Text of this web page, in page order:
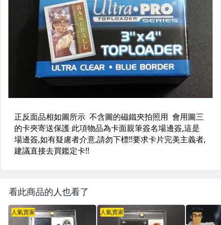
看此商品的人也看了
人氣賣家 人氣賣家